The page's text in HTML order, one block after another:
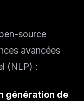
source
avancées
(NLP) :
génération de